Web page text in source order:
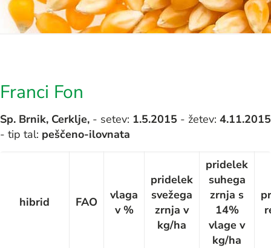
Franci Fon
Sp. Brnik, Cerklje, - setev: 1.5.2015 - žetev: 4.11.2015
- tip tal: peščeno-ilovnata
hibrid FAO
vlaga
v %
pridelek
svežega
zrnja v
kg/ha
pridelek
suhega
zrnja s
14%
vlage v
kg/ha